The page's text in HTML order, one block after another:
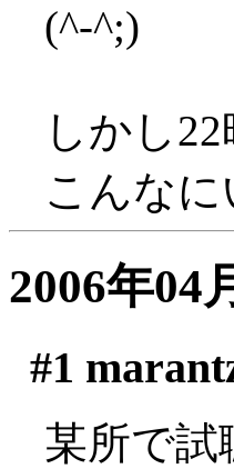
(^-^;)
しかし
こんな
2006年04
#1
某所で試